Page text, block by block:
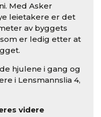
Med Asker
leietakere er det
av byggets
er ledig etter at
hjulene i gang og
i Lensmannslia 4,
videre